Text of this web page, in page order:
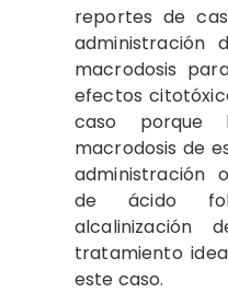
reportes de
administración
macrodosis
efectos
caso porque
macrodosis de
administración
de ácido
tratamiento
este caso.